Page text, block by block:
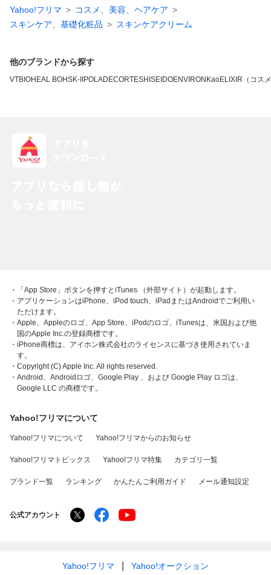
Yahoo!フリマ
コスメ、美容、ヘアケア
スキンケア、基礎化粧品
スキンケアクリーム
他のブランドから探す
VTBIOHEAL BOHSK-II POLADECORTESHISEIDOENVIRON KaoELIXIR（コス
・「App Store」ボタンを押すとiTunes （外部サイト）が起動します。
・アプリケーションはiPhone、iPod touch、iPadまたはAndroidでご利用い
ただけます。
・Apple、Appleのロゴ、App Store、iPodのロゴ、iTunesは、米国および他
国のApple Inc.の登録商標です。
・iPhone商標は、アイホン株式会社のライセンスに基づき使用されていま
す。
・Copyright (C) Apple Inc. All rights reserved.
・Android、Androidロゴ、Google Play 、および Google Play ロゴは、
Google LLC の商標です。
Yahoo!フリマについて
Yahoo!フリマについて Yahoo!フリマからのお知らせ
Yahoo!フリマトピックス Yahoo!フリマ特集 カテゴリ一覧
ブランド一覧 ランキング かんたんご利用ガイド メール通知設定
公式アカウント
Yahoo!フリマ Yahoo!オークション